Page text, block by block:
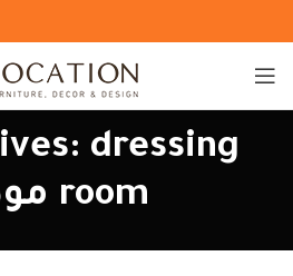
dressing
room مودرن